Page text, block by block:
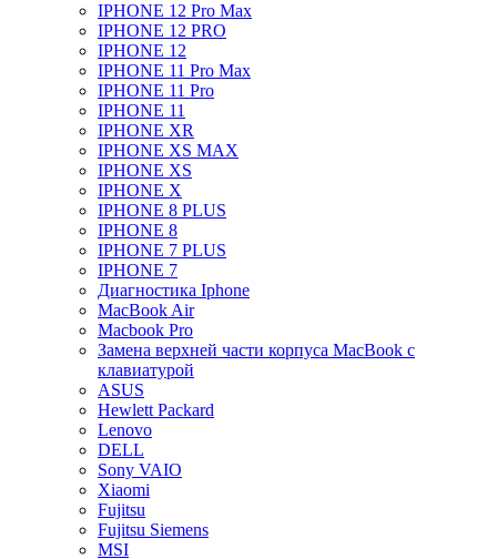
IPHONE 12 Pro Max
IPHONE 12 PRO
IPHONE 12
IPHONE 11 Pro Max
IPHONE 11 Pro
IPHONE 11
IPHONE XR
IPHONE XS MAX
IPHONE XS
IPHONE X
IPHONE 8 PLUS
IPHONE 8
IPHONE 7 PLUS
IPHONE 7
Диагностика Iphone
MacBook Air
Macbook Pro
Замена верхней части корпуса MacBook с
клавиатурой
ASUS
Hewlett Packard
Lenovo
DELL
Sony VAIO
Xiaomi
Fujitsu
Fujitsu Siemens
MSI